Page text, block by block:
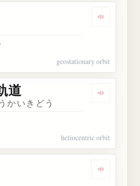
Dengarkan
geostationary orbit
Dengarkan
道
かいきどう
heliocentric orbit
Dengarkan